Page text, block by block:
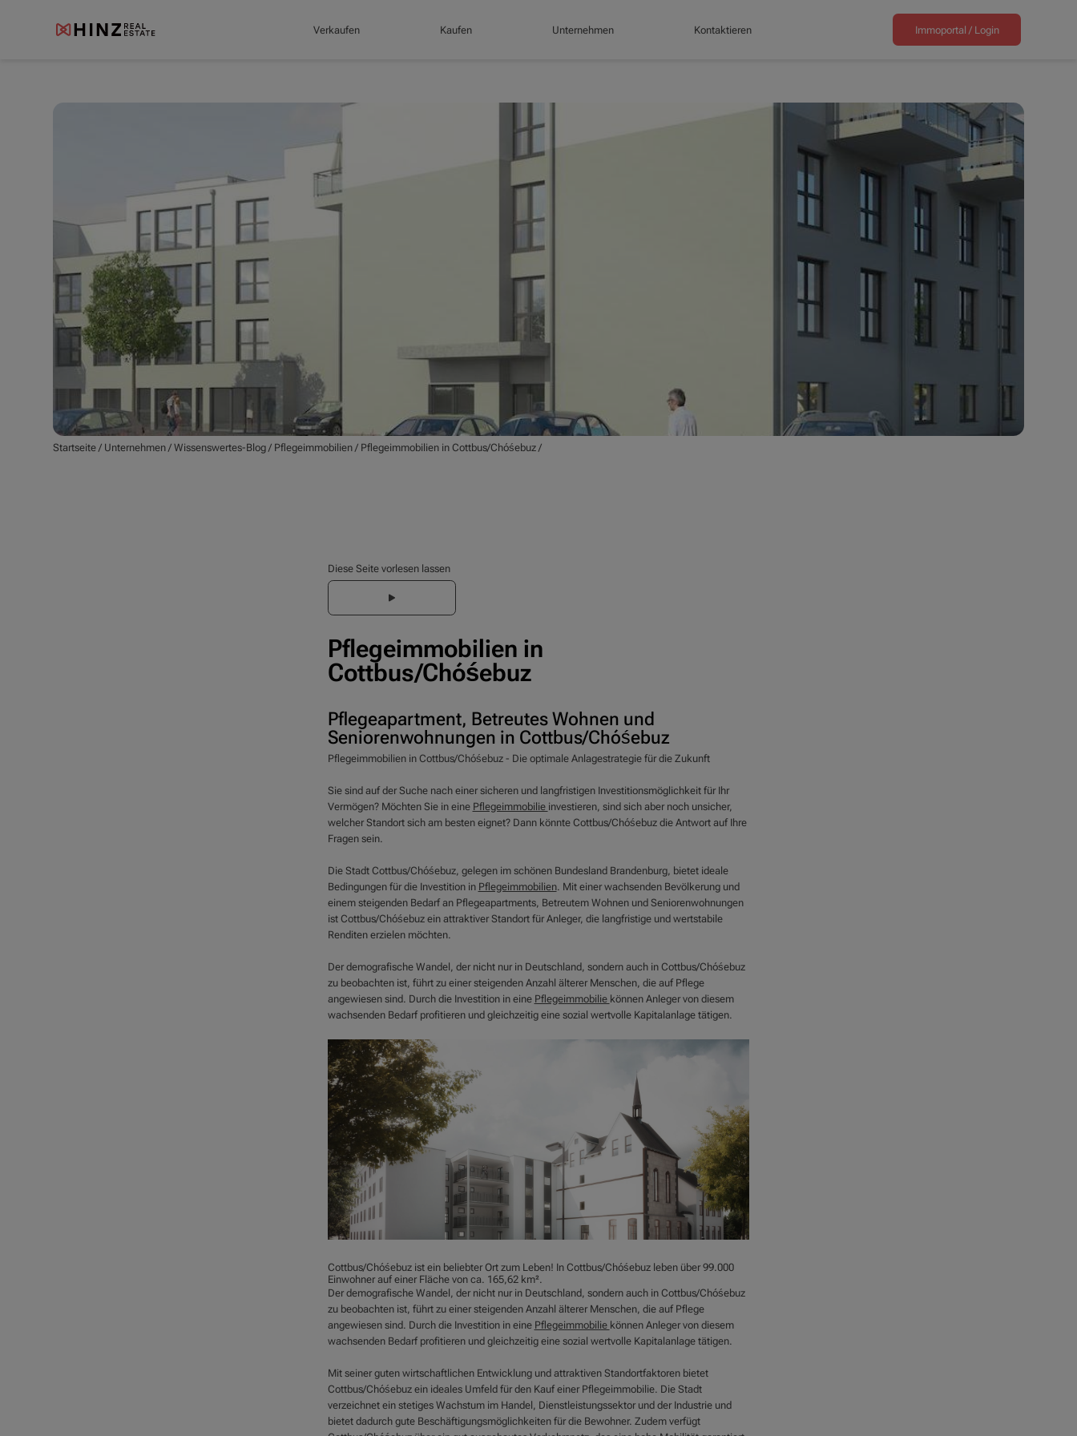
Verkaufen Kaufen Unternehmen Kontaktieren Immoportal / Login
Startseite / Unternehmen /Wissenswertes-Blog / Pflegeimmobilien / Pflegeimmobilien in Cottbus/Chóśebuz /
Diese Seite vorlesen lassen
Pflegeimmobilien in
Cottbus/Chóśebuz
Pflegeapartment, Betreutes Wohnen und
Seniorenwohnungen in Cottbus/Chóśebuz
Pflegeimmobilien in Cottbus/Chóśebuz - Die optimale Anlagestrategie für die Zukunft
Sie sind auf der Suche nach einer sicheren und langfristigen Investitionsmöglichkeit für Ihr
Vermögen? Möchten Sie in eine Pflegeimmobilie investieren, sind sich aber noch unsicher,
welcher Standort sich am besten eignet? Dann könnte Cottbus/Chóśebuz die Antwort auf Ihre
Fragen sein.
Die Stadt Cottbus/Chóśebuz, gelegen im schönen Bundesland Brandenburg, bietet ideale
Bedingungen für die Investition in Pflegeimmobilien. Mit einer wachsenden Bevölkerung und
einem steigenden Bedarf an Pflegeapartments, Betreutem Wohnen und Seniorenwohnungen
ist Cottbus/Chóśebuz ein attraktiver Standort für Anleger, die langfristige und wertstabile
Renditen erzielen möchten.
Der demografische Wandel, der nicht nur in Deutschland, sondern auch in Cottbus/Chóśebuz
zu beobachten ist, führt zu einer steigenden Anzahl älterer Menschen, die auf Pflege
angewiesen sind. Durch die Investition in eine Pflegeimmobilie können Anleger von diesem
wachsenden Bedarf profitieren und gleichzeitig eine sozial wertvolle Kapitalanlage tätigen.
Cottbus/Chóśebuz ist ein beliebter Ort zum Leben! In Cottbus/Chóśebuz leben über 99.000
Einwohner auf einer Fläche von ca. 165,62 km².
Der demografische Wandel, der nicht nur in Deutschland, sondern auch in Cottbus/Chóśebuz
zu beobachten ist, führt zu einer steigenden Anzahl älterer Menschen, die auf Pflege
angewiesen sind. Durch die Investition in eine Pflegeimmobilie können Anleger von diesem
wachsenden Bedarf profitieren und gleichzeitig eine sozial wertvolle Kapitalanlage tätigen.
Mit seiner guten wirtschaftlichen Entwicklung und attraktiven Standortfaktoren bietet
Cottbus/Chóśebuz ein ideales Umfeld für den Kauf einer Pflegeimmobilie. Die Stadt
verzeichnet ein stetiges Wachstum im Handel, Dienstleistungssektor und der Industrie und
bietet dadurch gute Beschäftigungsmöglichkeiten für die Bewohner. Zudem verfügt